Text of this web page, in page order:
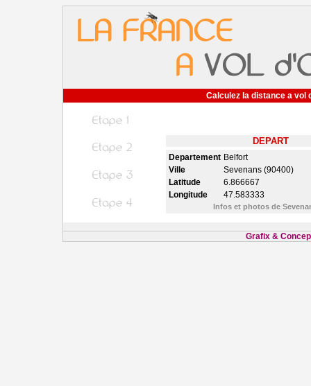
Calculez la distance a vol
DEPART
Departement Belfort
Ville
Sevenans (90400)
Latitude
6.866667
Longitude
47.583333
Infos et photos de
Grafix &